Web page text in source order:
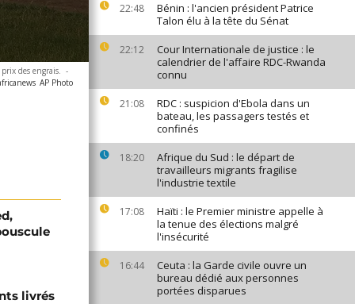
22:48
Bénin : l'ancien président Patrice
Talon élu à la tête du Sénat
22:12
Cour Internationale de justice : le
calendrier de l'affaire RDC-Rwanda
connu
21:08
RDC : suspicion d'Ebola dans un
bateau, les passagers testés et
confinés
18:20
Afrique du Sud : le départ de
travailleurs migrants fragilise
l'industrie textile
17:08
Haïti : le Premier ministre appelle à
la tenue des élections malgré
l'insécurité
16:44
Ceuta : la Garde civile ouvre un
bureau dédié aux personnes
portées disparues
des engrais. -
AP Photo
livrés